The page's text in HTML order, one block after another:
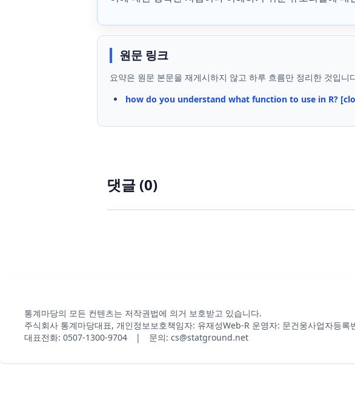
원문 링크
요약은 원문 본문을 재게시하지 않고 하루 흐름만 정리한 것입
how do you understand what function to use in R?
댓글 (0)
통계마당의 모든 컨텐츠는 저작권법에 의거 보호받고 있습니다.
주식회사 통계마당대표, 개인정보보호책임자: 유재성Web-R 운영자: 문건웅사업자등록
대표전화: 0507-1300-9704 | 문의: cs@statground.net